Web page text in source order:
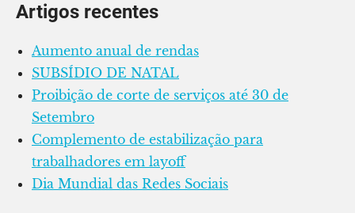
Artigos recentes
Aumento anual de rendas
SUBSÍDIO DE NATAL
Proibição de corte de serviços até 30 de
Setembro
Complemento de estabilização para
trabalhadores em layoff
Dia Mundial das Redes Sociais